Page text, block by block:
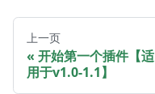
上一页
开始第一个插件【适
用于v1.0-1.1】